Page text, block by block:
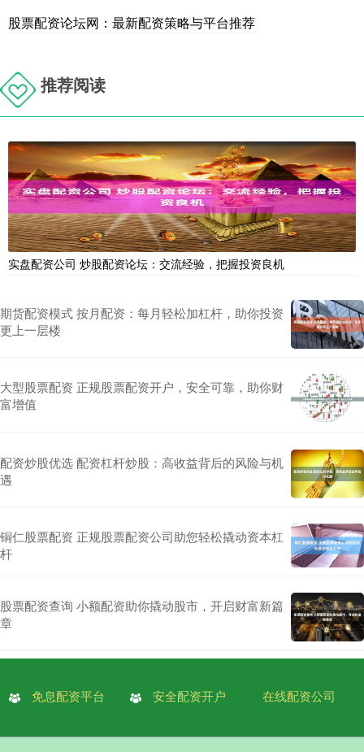
股票配资论坛网：最新配资策略与平台推荐
推荐阅读
实盘配资公司 炒股配资论坛：交流经验，把握投资良机
期货配资模式 按月配资：每月轻松加杠杆，助你投资
更上一层楼
大型股票配资 正规股票配资开户，安全可靠，助你财
富增值
配资炒股优选 配资杠杆炒股：高收益背后的风险与机
遇
铜仁股票配资 正规股票配资公司助您轻松撬动资本杠
杆
股票配资查询 小额配资助你撬动股市，开启财富新篇
章
免息配资平台 安全配资开户 在线配资公司